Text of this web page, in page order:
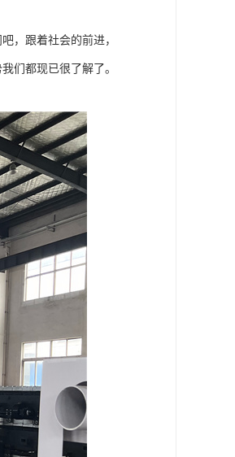
，跟着社会的前进，
们都现已很了解了。